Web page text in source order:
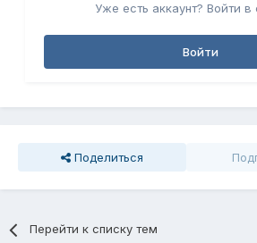
Уже есть аккаунт? Войти в
Войти
Поделиться
Перейти к списку тем